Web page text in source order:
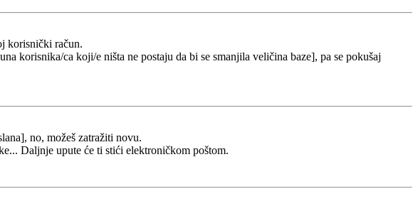
korisnički račun.
korisnika/ca koji/e ništa ne postaju da bi se smanjila veličina baze], pa se pokušaj
no, možeš zatražiti novu.
Daljnje upute će ti stići elektroničkom poštom.